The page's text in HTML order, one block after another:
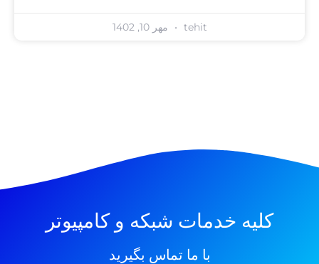
tehit مهر 10, 1402
کلیه خدمات شبکه و کامپیوتر
با ما تماس بگیرید